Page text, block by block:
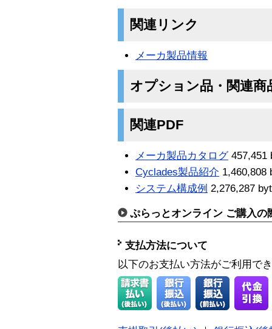
関連リンク
メーカ製品情報
オプション品・関連商
関連PDF
メーカ製品カタログ457,451
Cyclades製品紹介 1,460,808
システム構成例 2,276,287
ぷらっとオンライン ご購入の
支払方法について
以下のお支払い方法がご利用で